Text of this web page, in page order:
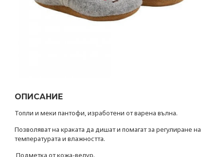
ОПИСАНИЕ
Топли и меки пантофи, изработени от варена вълна.
Позволяват на краката да дишат и помагат за регулиране на
температурата и влажността.
Подметка от кожа-велур.